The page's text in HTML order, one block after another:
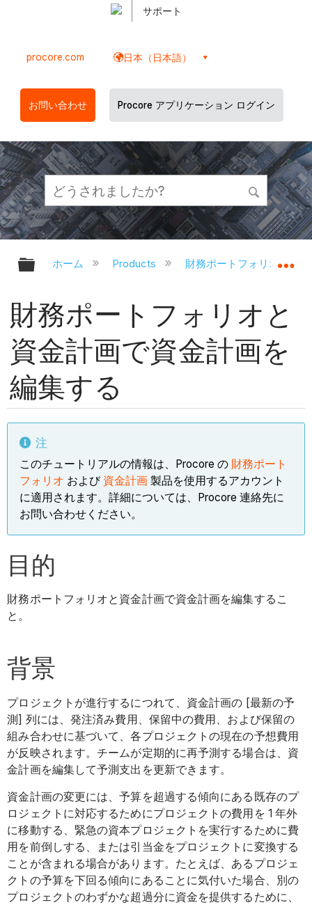
サポート
procore.com 日本（日本語）
お問い合わせ Procore アプリケーション ログイン
グローバル階層を展開/折りたたむ
ホーム Products 財務ポートフォリオと資
財務ポートフォリオと
資金計画で資金計画を
編集する
注
このチュートリアルの情報は、Procore の 財務ポート
フォリオ および 資金計画 製品を使用するアカウント
に適用されます。詳細については、Procore 連絡先に
お問い合わせください。
目的
財務ポートフォリオと資金計画で資金計画を編集するこ
と。
背景
プロジェクトが進行するにつれて、資金計画の [最新の予
測] 列には、発注済み費用、保留中の費用、および保留の
組み合わせに基づいて、各プロジェクトの現在の予想費用
が反映されます。チームが定期的に再予測する場合は、資
金計画を編集して予測支出を更新できます。
資金計画の変更には、予算を超過する傾向にある既存のプ
ロジェクトに対応するためにプロジェクトの費用を 1 年外
に移動する、緊急の資本プロジェクトを実行するために費
用を前倒しする、または引当金をプロジェクトに変換する
ことが含まれる場合があります。たとえば、あるプロジェ
クトの予算を下回る傾向にあることに気付いた場合、別の
プロジェクトのわずかな超過分に資金を提供するために、